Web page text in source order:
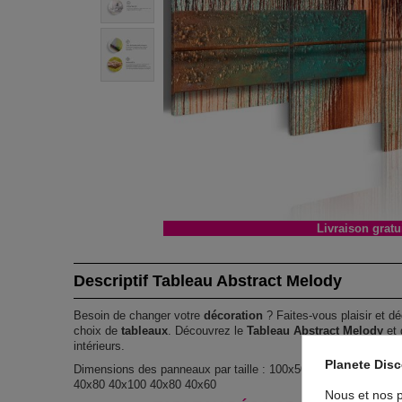
Livraison
Descriptif Tableau Abstract Melody
Besoin de changer votredécoration ? Faites-vous plaisir et
choix detableaux . Découvrez leTableau Abstract Melody et
intérieurs.
Dimensions des panneaux par taille : 100x50 : 20x30 20x40
40x80 40x100 40x80 40x60
Planete
Nous et nos